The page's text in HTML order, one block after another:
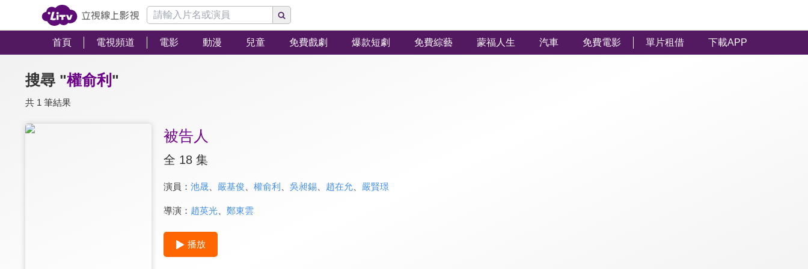
首頁 電視頻道 電影 動漫 兒童 免費戲劇 爆款短劇 免費綜藝 蒙福人生 汽車 免費電影 單片租借 下載APP
搜尋 "權俞利 "
共 1 筆結果
被告人
全 18 集
演員： 池晟、 嚴基俊 權俞利 吳昶錫、 趙在允、 嚴賢璟
導演： 趙英光、 鄭東雲
播放